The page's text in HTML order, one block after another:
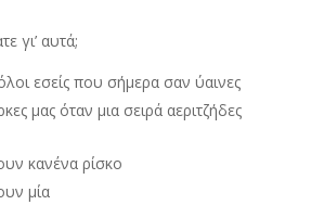
γι’ αυτά;
εσείς που σήμερα σαν ύαινες
μας όταν μια σειρά αεριτζήδες
κανένα ρίσκο
μία